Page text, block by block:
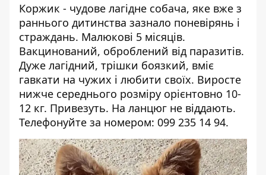
Коржик - чудове лагідне собача, яке вже з
раннього дитинства зазнало поневірянь і
страждань. Малюкові 5 місяців.
Вакцинований, оброблений від паразитів.
Дуже лагідний, трішки боязкий, вміє
гавкати на чужих і любити своїх. Виросте
нижче середнього розміру орієнтовно 10-
12 кг. Привезуть. На ланцюг не віддають.
Телефонуйте за номером: 099 235 14 94.